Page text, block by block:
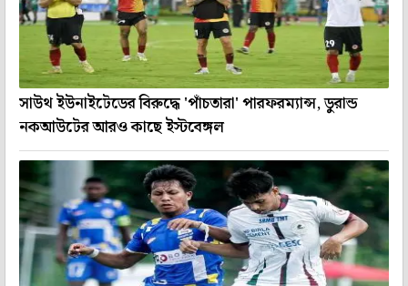
সাউথ ইউনাইটেডের বিরুদ্ধে 'পাঁচতারা' পারফরম্যান্স, ডুরান্ড
নকআউটের আরও কাছে ইস্টবেঙ্গল